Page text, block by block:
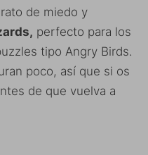
de miedo y
perfecto para los
tipo Angry Birds.
poco, así que si os
de que vuelva a